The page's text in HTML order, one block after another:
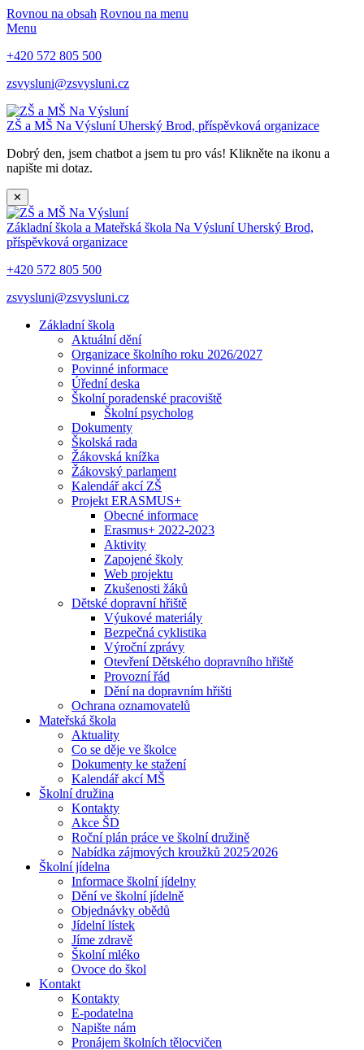
Rovnou na obsah Rovnou na menu
Menu
+420 572 805 500
zsvysluni@zsvysluni.cz
ZŠ a MŠ Na VýsluníUherský Brod, příspěvková organizace
Dobrý den, jsem chatbot a jsem tu pro vás! Klikněte na ikonu a
napište mi dotaz.
✕
Základní škola a Mateřská škola Na VýsluníUherský Brod,
příspěvková organizace
+420 572 805 500
zsvysluni@zsvysluni.cz
Základní škola
Aktuální dění
Organizace školního roku 2026/2027
Povinné informace
Úřední deska
Školní poradenské pracoviště
Školní psycholog
Dokumenty
Školská rada
Žákovská knížka
Žákovský parlament
Kalendář akcí ZŠ
Projekt ERASMUS+
Obecné informace
Erasmus+ 2022-2023
Aktivity
Zapojené školy
Web projektu
Zkušenosti žáků
Dětské dopravní hřiště
Výukové materiály
Bezpečná cyklistika
Výroční zprávy
Otevření Dětského dopravního hřiště
Provozní řád
Dění na dopravním hřišti
Ochrana oznamovatelů
Mateřská škola
Aktuality
Co se děje ve školce
Dokumenty ke stažení
Kalendář akcí MŠ
Školní družina
Kontakty
Akce ŠD
Roční plán práce ve školní družině
Nabídka zájmových kroužků 2025⁄2026
Školní jídelna
Informace školní jídelny
Dění ve školní jídelně
Objednávky obědů
Jídelní lístek
Jíme zdravě
Školní mléko
Ovoce do škol
Kontakt
Kontakty
E-podatelna
Napište nám
Pronájem školních tělocvičen